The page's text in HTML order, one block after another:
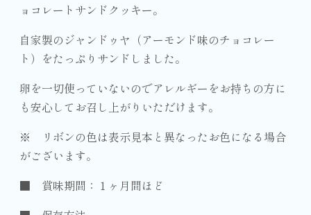
ョコレートサンドクッキー。
自家製のジャンドゥヤ（アーモンド味のチョコレー
ト）をたっぷりサンドしました。
卵を一切使っていないのでアレルギーをお持ちの方に
も安心してお召し上がりいただけます。
※ リボンの色は表示見本と異なったお色になる場合
がございます。
■ 賞味期間：１ヶ月間ほど